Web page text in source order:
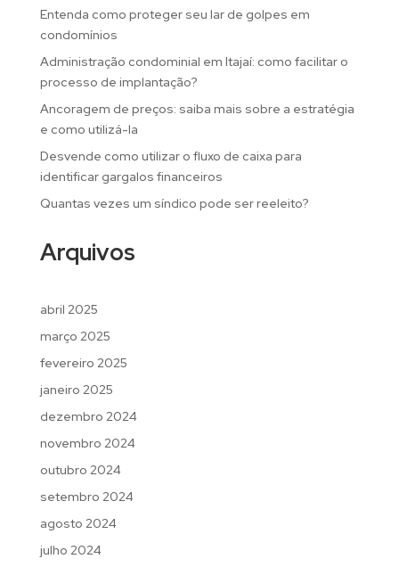
Entenda como proteger seu lar de golpes em
condomínios
Administração condominial em Itajaí: como facilitar o
processo de implantação?
Ancoragem de preços: saiba mais sobre a estratégia
e como utilizá-la
Desvende como utilizar o fluxo de caixa para
identificar gargalos financeiros
Quantas vezes um síndico pode ser reeleito?
Arquivos
abril 2025
março 2025
fevereiro 2025
janeiro 2025
dezembro 2024
novembro 2024
outubro 2024
setembro 2024
agosto 2024
julho 2024